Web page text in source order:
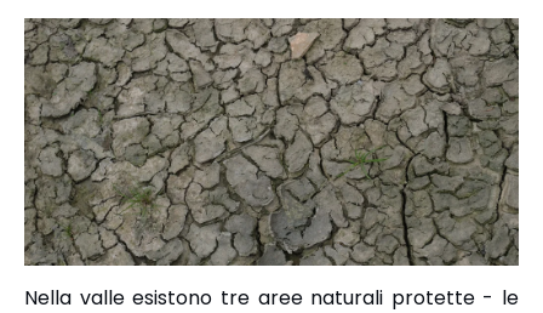
Nella valle esistono tre aree naturali protette - le